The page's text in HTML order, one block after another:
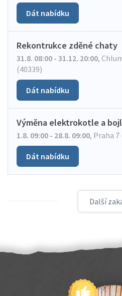
Dát nabídku
Rekontrukce zděné chaty
31.8. 08:00 - 31.12. 20:00,
(40339)
Dát nabídku
Výměna elektrokotle a
1.8. 09:00 - 28.8. 09:00, Praha 7
Dát nabídku
Další